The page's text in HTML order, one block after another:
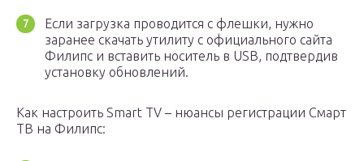
Если загрузка проводится с флешки, нужно
заранее скачать утилиту с официального сайта
Филипс и вставить носитель в USB, подтвердив
установку обновлений.
Как настроить Smart TV – нюансы регистрации Смарт
ТВ на Филипс: